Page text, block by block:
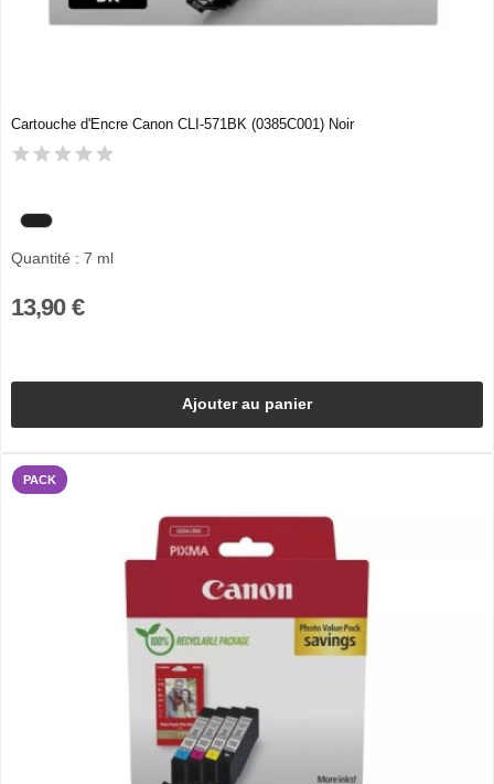
Cartouche d'Encre Canon CLI-571BK (0385C001) Noir
Quantité : 7 ml
13,90 €
Ajouter au panier
PACK